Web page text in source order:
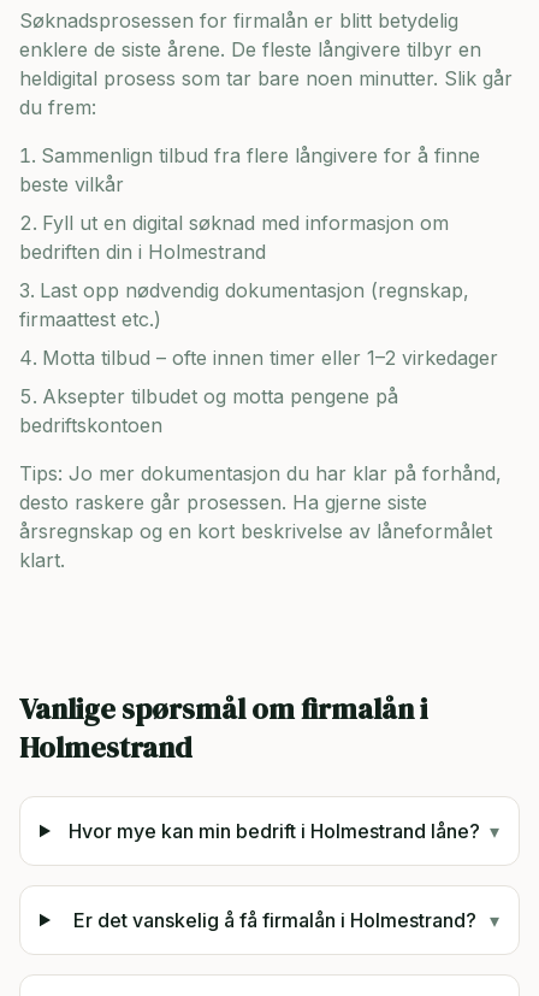
Søknadsprosessen for firmalån er blitt betydelig
enklere de siste årene. De fleste långivere tilbyr en
heldigital prosess som tar bare noen minutter. Slik går
du frem:
Sammenlign tilbud fra flere långivere for å finne
beste vilkår
Fyll ut en digital søknad med informasjon om
bedriften din i Holmestrand
Last opp nødvendig dokumentasjon (regnskap,
firmaattest etc.)
Motta tilbud – ofte innen timer eller 1–2 virkedager
Aksepter tilbudet og motta pengene på
bedriftskontoen
Tips: Jo mer dokumentasjon du har klar på forhånd,
desto raskere går prosessen. Ha gjerne siste
årsregnskap og en kort beskrivelse av låneformålet
klart.
Vanlige spørsmål om firmalån i
Holmestrand
Hvor mye kan min bedrift i Holmestrand låne? ▾
Er det vanskelig å få firmalån i Holmestrand? ▾